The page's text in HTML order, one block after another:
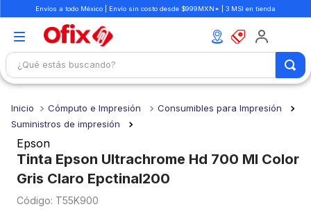
Envíos a todo México | Envío sin costo desde $999MXN* | 3 MSI en tienda
¿Qué estás buscando?
Cómputo e Impresión
Consumibles para Impresión
Suministros de impresión
Epson
Tinta Epson Ultrachrome Hd 700 Ml Color
Gris Claro Epctinal200
: T55K900
1.
mochilas
2
3
cuaderno
4.
cuadernos
colores